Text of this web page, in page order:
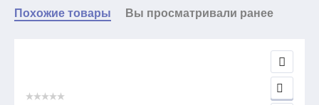
Похожие товары Вы просматривали ранее